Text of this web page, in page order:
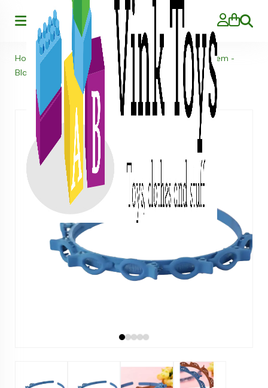
Zoeken
Home > Kleding Kids Haar accessoires > Diadeem -
Blauw